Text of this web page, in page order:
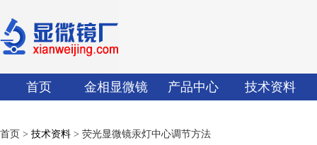
首页 金相显微镜 产品中心 技术资料
首页 > 技术资料 > 荧光显微镜汞灯中心调节方法